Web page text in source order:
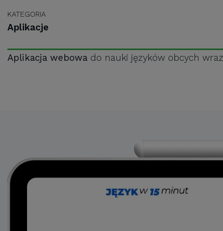
KATEGORIA
Aplikacje
Aplikacja webowa do nauki języków obcych